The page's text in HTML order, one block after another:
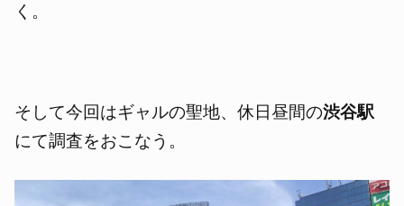
く。
そして今回はギャルの聖地、休日昼間の渋谷駅
にて調査をおこなう。